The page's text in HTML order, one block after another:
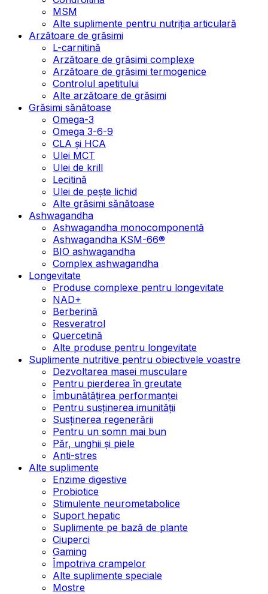
MSM
Alte suplimente pentru nutriția articulară
Arzătoare de grăsimi
L-carnitină
Arzătoare de grăsimi complexe
Arzătoare de grăsimi termogenice
Controlul apetitului
Alte arzătoare de grăsimi
Grăsimi sănătoase
Omega-3
Omega 3-6-9
CLA şi HCA
Ulei MCT
Ulei de krill
Lecitină
Ulei de pește lichid
Alte grăsimi sănătoase
Ashwagandha
Ashwagandha monocomponentă
Ashwagandha KSM-66®
BIO ashwagandha
Complex ashwagandha
Longevitate
Produse complexe pentru longevitate
NAD+
Berberină
Resveratrol
Quercetină
Alte produse pentru longevitate
Suplimente nutritive pentru obiectivele voastre
Dezvoltarea masei musculare
Pentru pierderea în greutate
Îmbunătățirea performanței
Pentru susținerea imunității
Susținerea regenerării
Pentru un somn mai bun
Păr, unghii și piele
Anti-stres
Alte suplimente
Enzime digestive
Probiotice
Stimulente neurometabolice
Suport hepatic
Suplimente pe bază de plante
Ciuperci
Gaming
Împotriva crampelor
Alte suplimente speciale
Mostre